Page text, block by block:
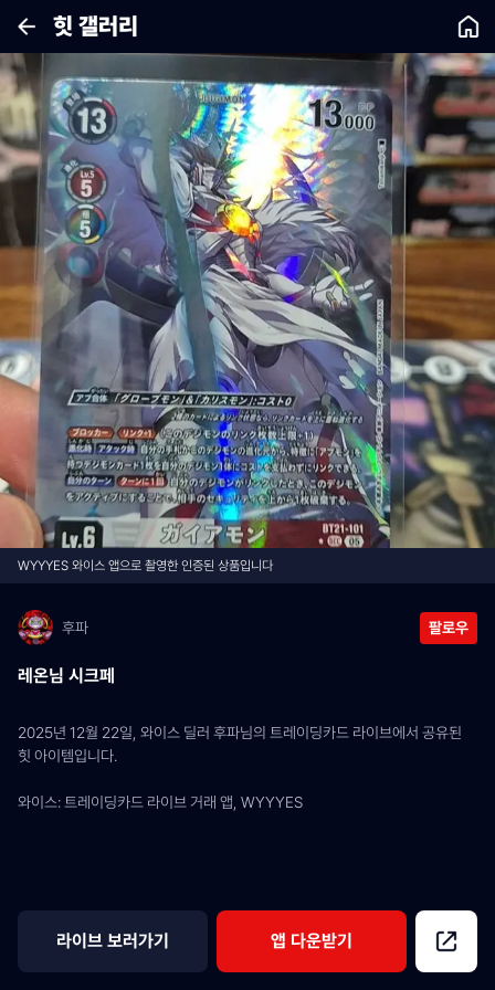
힛 갤러리
WYYYES 와이스 앱으로 촬영한 인증된 상품입니다
후파 팔로우
레온님 시크페
2025년 12월 22일, 와이스 딜러 후파님의 트레이딩카드 라이브에서 공유된
힛 아이템입니다.
와이스: 트레이딩카드 라이브 거래 앱, WYYYES
라이브 보러가기 앱 다운받기